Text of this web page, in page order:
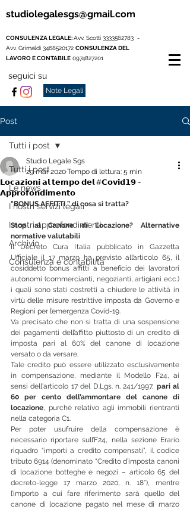
studiolegalesgs@gmail.com
CONSULENZA LEGALE:Avv. Scotti 3333562783 -
Avv. Grimaldi 3468520172 CONSULENZA DEL
LAVORO E CONTABILE 0974827201
seguici su
Note Legali
Post
Tutti i post
Le news
I nostri servizi legali
I nostri approfondimenti
Archivio
Consulenza e contabilità
Tutti i post
𝗟𝗼𝗰𝗮𝘇𝗶𝗼𝗻𝗶 𝗮𝗹 𝘁𝗲𝗺𝗽𝗼 𝗱𝗲𝗹 #𝗖𝗼𝘃𝗶𝗱𝟭𝟵 -
𝗔𝗽𝗽𝗿𝗼𝗳𝗼𝗻𝗱𝗶𝗺𝗲𝗻𝘁𝗼
Studio Legale Sgs
29 mar 2020Tempo di lettura: 5 min
"BONUS AFFITTI ” di cosa si tratta?
Stop al Canone di Locazione? Alternative
normative valutabili
Il Decreto Cura Italia pubblicato in Gazzetta
Ufficiale il 17 marzo ha previsto all’articolo 65, il
cosiddetto bonus affitti a beneficio dei lavoratori
autonomi (commercianti, negozianti, artigiani ecc.)
i quali sono stati costretti a chiudere le attività in
virtù delle misure restrittive imposta da Governo e
Regioni per l’emergenza Covid-19.
Va precisato che non si tratta di una sospensione
dei pagamenti dell’affitto piuttosto di un credito di
imposta pari al 60% del canone di locazione
versato o da versare.
Tale credito può essere utilizzato esclusivamente
in compensazione, mediante il Modello F24, ai
sensi dell'articolo 17 del D.Lgs. n. 241/1997, pari al
60 per cento dell’ammontare del canone di
locazione, purché relativo agli immobili rientranti
nella categoria C1.
Per poter usufruire della compensazione è
necessario riportare sull’F24, nella sezione Erario
riquadro “importi a credito compensati”, il codice
tributo 6914 (denominato “Credito d’imposta canoni
di locazione botteghe e negozi – articolo 65 del
decreto-legge 17 marzo 2020, n. 18”), mentre
l’importo a cui fare riferimento sarà quello del
canone di locazione pagato nel mese di marzo